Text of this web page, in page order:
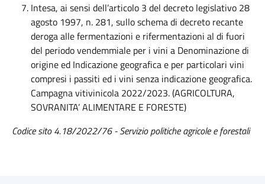
Intesa, ai sensi dell’articolo 3 del decreto legislativo 28
agosto 1997, n. 281, sullo schema di decreto recante
deroga alle fermentazioni e rifermentazioni al di fuori
del periodo vendemmiale per i vini a Denominazione di
origine ed Indicazione geografica e per particolari vini
compresi i passiti ed i vini senza indicazione geografica.
Campagna vitivinicola 2022/2023. (AGRICOLTURA,
SOVRANITA’ ALIMENTARE E FORESTE)
Codice sito 4.18/2022/76 - Servizio politiche agricole e forestali